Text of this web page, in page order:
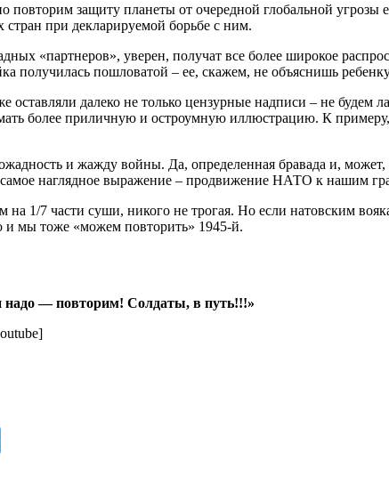
повторим защиту планеты от очередной глобальной
при декларируемой борьбе с ним.
«партнеров», уверен, получат все более широкое
получилась пошловатой – ее, скажем, не объяснишь
оставляли далеко не только цензурные надписи – не
более приличную и остроумную иллюстрацию. К
и жажду войны. Да, определенная бравада и,
самое наглядное выражение – продвижение НАТО к нашим
на 1/7 части суши, никого не трогая. Но если натовским
и мы тоже «можем повторить» 1945-й.
— повторим! Солдаты, в путь!!!»